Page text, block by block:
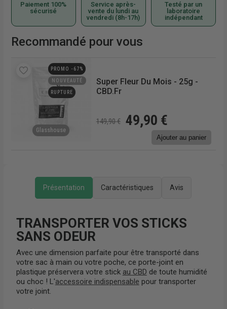
Paiement 100%
sécurisé
Service après-
vente du lundi au
vendredi (8h-17h)
Testé par un
laboratoire
indépendant
Recommandé pour vous
PROMO -67%
NOUVEAUTÉ
RUPTURE
Glasshouse
Super Fleur Du Mois - 25g -
CBD.fr
149,90 € 49,90 €
Ajouter au panier
Présentation Caractéristiques Avis
TRANSPORTER VOS STICKS
SANS ODEUR
Avec une dimension parfaite pour être transporté dans
votre sac à main ou votre poche, ce porte-joint en
plastique préservera votre stick au CBD de toute humidité
ou choc ! L'accessoire indispensable pour transporter
votre joint.